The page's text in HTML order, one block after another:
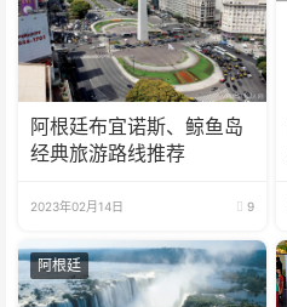
阿根廷布宜诺斯、鲸鱼岛
经典旅游路线推荐
2023年02月14日 9
阿根廷